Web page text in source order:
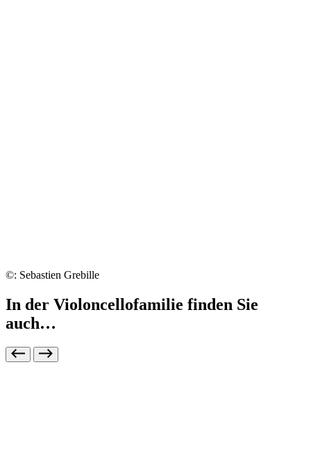
©: Sebastien Grebille
In der Violoncellofamilie finden Sie
auch…